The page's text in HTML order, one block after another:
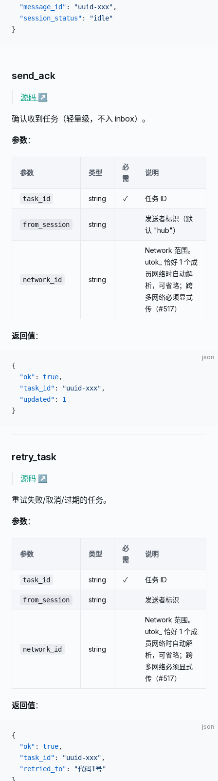
  "message_id"
: "uuid-xxx" ,
  "session_status"
:
"idle"
}
send_ack
源码 ↗
确认收到任务（轻量级，不入 inbox）。
参数：
参数 类型
必
需
说明
task_id string ✓ 任务 ID
from_session string
发送者标识（默
认 "hub"）
network_id string
Network 范围。
utok_ 恰好 1 个成
员网络时自动解
析，可省略；跨
多网络必须显式
传（#517）
返回值：
json
{
  "ok"
: true,
  "task_id"
: "uuid-xxx" ,
  "updated"
: 1
}
retry_task
源码 ↗
重试失败/取消/过期的任务。
参数：
参数 类型
必
需
说明
task_id string ✓ 任务 ID
from_session string 发送者标识
network_id string
Network 范围。
utok_ 恰好 1 个成
员网络时自动解
析，可省略；跨
多网络必须显式
传（#517）
返回值：
json
{
  "ok"
: true,
  "task_id"
: "uuid-xxx" ,
  "retried_to"
:
"代码1号"